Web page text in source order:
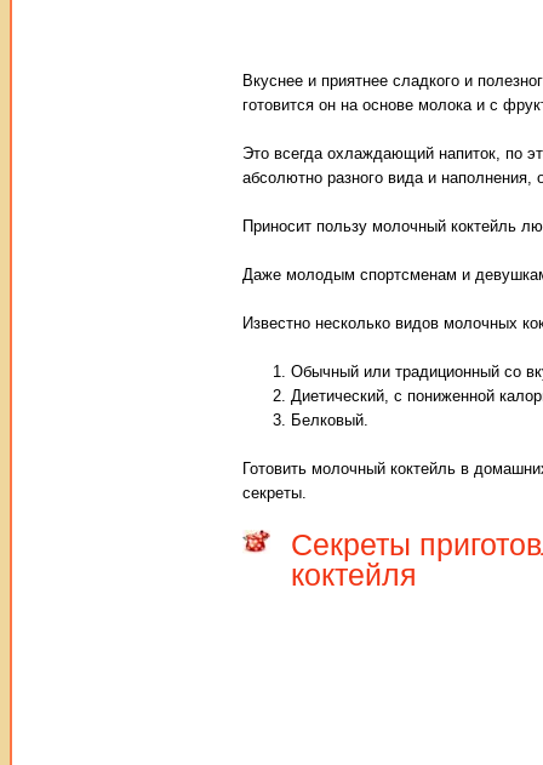
Вкуснее и приятнее сладкого и
готовится он на основе молока и с
Это всегда охлаждающий напиток, по
абсолютно разного вида и
Приносит пользу молочный коктейль
Даже молодым спортсменам и
Известно несколько видов молочных
Обычный или традиционный со
Диетический, с пониженной
Белковый.
Готовить молочный коктейль в
секреты.
Секреты
коктейля